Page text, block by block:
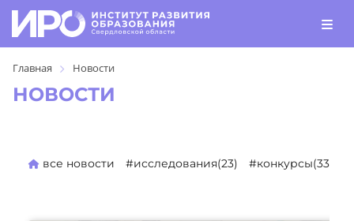
Главная Новости
НОВОСТИ
все новости #исследования(23) #конкурсы(330)